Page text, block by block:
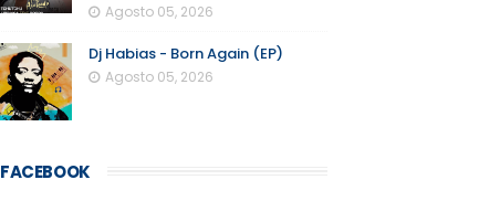
Agosto 05, 2026
Dj Habias - Born Again (EP)
Agosto 05, 2026
FACEBOOK